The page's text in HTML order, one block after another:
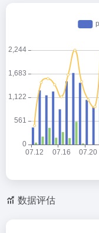
数据评估